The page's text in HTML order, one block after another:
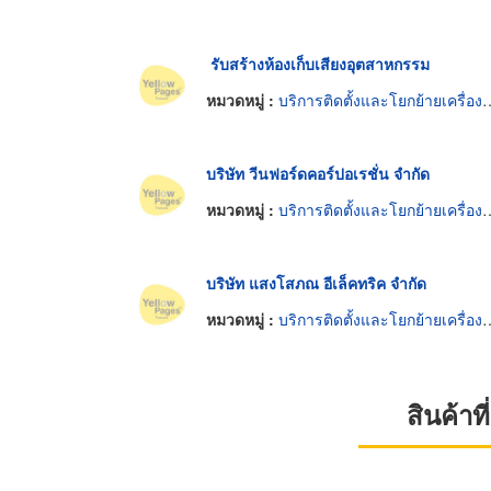
รับสร้างห้องเก็บเสียงอุตสาหกรรม
หมวดหมู่ : บริการติดตั้งและโยกย้ายเครื่องจักรกล
บริษัท วีนฟอร์ดคอร์ปอเรชั่น จำกัด
หมวดหมู่ : บริการติดตั้งและโยกย้ายเครื่องจักรกล
บริษัท แสงโสภณ อีเล็คทริค จำกัด
หมวดหมู่ : บริการติดตั้งและโยกย้ายเครื่องจักรกล
สินค้า